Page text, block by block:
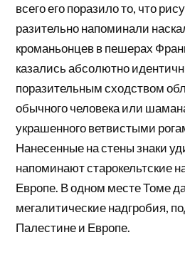
всего его поразило то, что
разительно напоминали
кроманьонцев в пешерах
казались абсолютно
поразительным сходством
обычного человека или
украшенного ветвистыми
Нанесенные на стены знаки
напоминают старокельтские
Европе. В одном месте Томе
мегалитические надгробия,
Палестине и Европе.